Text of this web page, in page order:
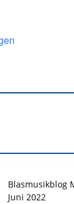
Blasmusikblog
Juni 2022